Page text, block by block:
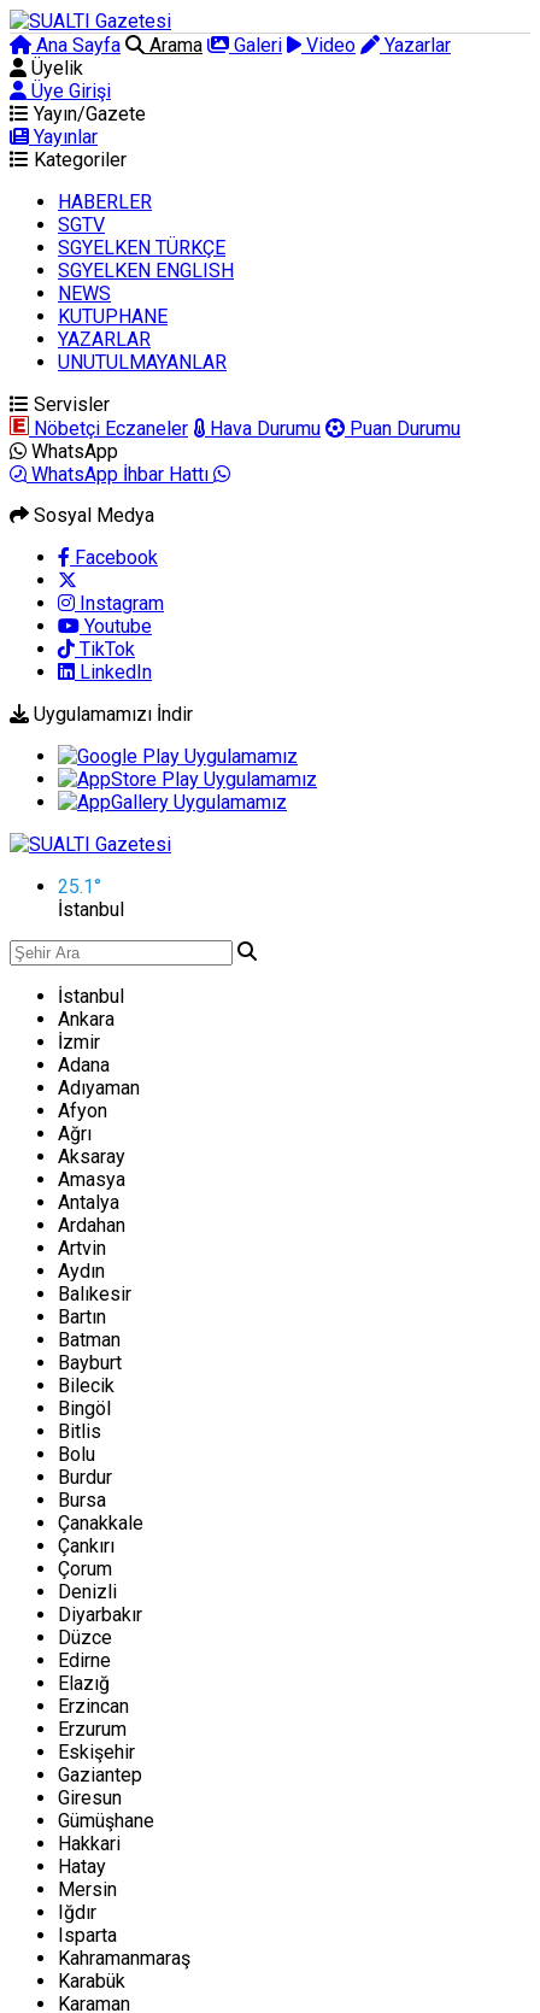
Ana Sayfa Arama Galeri Video
Yazarlar
Üyelik
Üye Girişi
Yayın/Gazete
Yayınlar
Kategoriler
HABERLER
SGTV
SGYELKEN TÜRKÇE
SGYELKEN ENGLISH
NEWS
KUTUPHANE
YAZARLAR
UNUTULMAYANLAR
Servisler
Nöbetçi Eczaneler
Hava Durumu
Puan Durumu
WhatsApp
WhatsApp İhbar Hattı
Sosyal Medya
Facebook
Instagram
Youtube
TikTok
LinkedIn
Uygulamamızı İndir
25.1°
İstanbul
İstanbul
Ankara
İzmir
Adana
Adıyaman
Afyon
Ağrı
Aksaray
Amasya
Antalya
Ardahan
Artvin
Aydın
Balıkesir
Bartın
Batman
Bayburt
Bilecik
Bingöl
Bitlis
Bolu
Burdur
Bursa
Çanakkale
Çankırı
Çorum
Denizli
Diyarbakır
Düzce
Edirne
Elazığ
Erzincan
Erzurum
Eskişehir
Gaziantep
Giresun
Gümüşhane
Hakkari
Hatay
Mersin
Iğdır
Isparta
Kahramanmaraş
Karabük
Karaman